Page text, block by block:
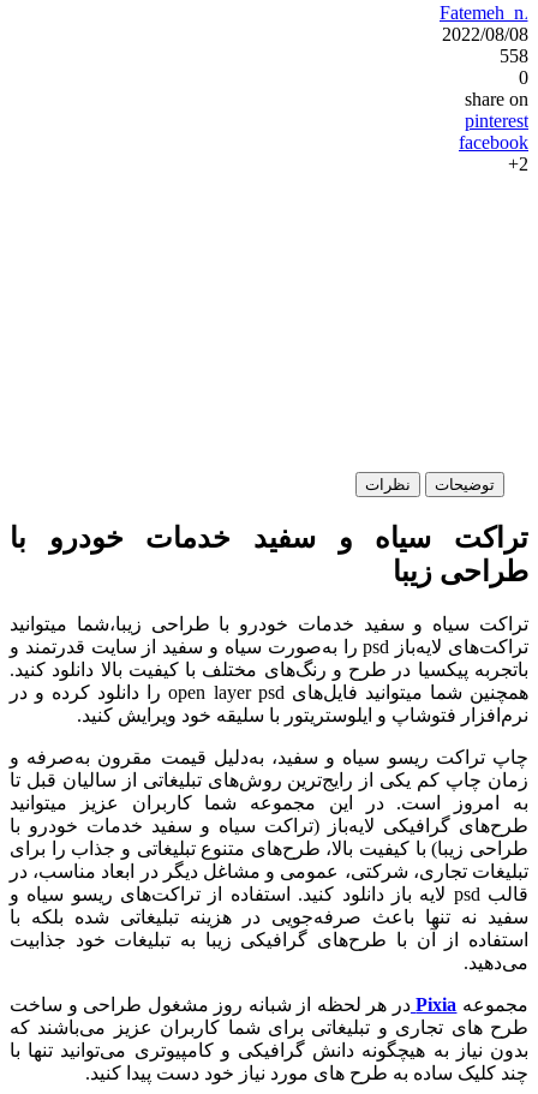
Fatemeh_m
2022/08/08
558
0
share on
pinterest
facebook
2+
توضیحات نظرات
تراکت سیاه و سفید خدمات خودرو با
طراحی زیبا
تراکت سیاه و سفید خدمات خودرو با طراحی زیبا،شما میتوانید
تراکت‌های لایه‌باز psd را به‌صورت سیاه و سفید از سایت قدرتمند و
باتجربه پیکسیا در طرح و رنگ‌های مختلف با کیفیت بالا دانلود کنید.
همچنین شما میتوانید فایل‌های open layer psd را دانلود کرده و در
نرم‌افزار فتوشاپ و ایلوستریتور با سلیقه خود ویرایش کنید.
چاپ تراکت ریسو سیاه و سفید، به‌دلیل قیمت مقرون به‌صرفه و
زمان چاپ کم یکی از رایج‌ترین روش‌های تبلیغاتی از سالیان قبل تا
به امروز است. در این مجموعه شما کاربران عزیز میتوانید
طرح‌های گرافیکی لایه‌باز (تراکت سیاه و سفید خدمات خودرو با
طراحی زیبا) با کیفیت بالا، طرح‌های متنوع تبلیغاتی و جذاب را برای
تبلیغات تجاری، شرکتی، عمومی و مشاغل دیگر در ابعاد مناسب، در
قالب psd لایه باز دانلود کنید. استفاده از تراکت‌های ریسو سیاه و
سفید نه تنها باعث صرفه‌جویی در هزینه تبلیغاتی شده بلکه با
استفاده از آن با طرح‌های گرافیکی زیبا به تبلیغات خود جذابیت
می‌‌دهید.
مجموعه Pixia در هر لحظه از شبانه روز مشغول طراحی و ساخت
طرح های تجاری و تبلیغاتی برای شما کاربران عزیز می‌باشند که
بدون نیاز به هیچگونه دانش گرافیکی و کامپیوتری می‌توانید تنها با
چند کلیک ساده به طرح های مورد نیاز خود دست پیدا کنید.